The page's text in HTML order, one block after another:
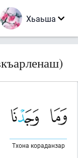
Хьаьша
Тхона кораданзар